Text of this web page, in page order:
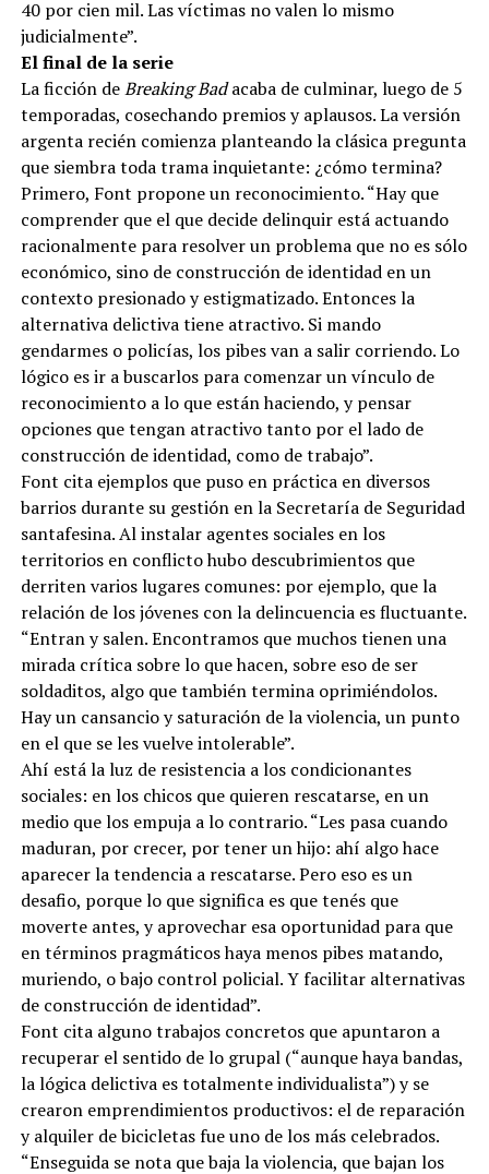
40 por cien mil. Las víctimas no valen lo mismo
judicialmente”.
El final de la serie
La ficción deBreaking Badacaba de culminar, luego de 5
temporadas, cosechando premios y aplausos. La versión
argenta recién comienza planteando la clásica pregunta
que siembra toda trama inquietante: ¿cómo termina?
Primero, Font propone un reconocimiento. “Hay que
comprender que el que decide delinquir está actuando
racionalmente para resolver un problema que no es sólo
económico, sino de construcción de identidad en un
contexto presionado y estigmatizado. Entonces la
alternativa delictiva tiene atractivo. Si mando
gendarmes o policías, los pibes van a salir corriendo. Lo
lógico es ir a buscarlos para comenzar un vínculo de
reconocimiento a lo que están haciendo, y pensar
opciones que tengan atractivo tanto por el lado de
construcción de identidad, como de trabajo”.
Font cita ejemplos que puso en práctica en diversos
barrios durante su gestión en la Secretaría de Seguridad
santafesina. Al instalar agentes sociales en los
territorios en conflicto hubo descubrimientos que
derriten varios lugares comunes: por ejemplo, que la
relación de los jóvenes con la delincuencia es fluctuante.
“Entran y salen. Encontramos que muchos tienen una
mirada crítica sobre lo que hacen, sobre eso de ser
soldaditos, algo que también termina oprimiéndolos.
Hay un cansancio y saturación de la violencia, un punto
en el que se les vuelve intolerable”.
Ahí está la luz de resistencia a los condicionantes
sociales: en los chicos que quieren rescatarse, en un
medio que los empuja a lo contrario. “Les pasa cuando
maduran, por crecer, por tener un hijo: ahí algo hace
aparecer la tendencia a rescatarse. Pero eso es un
desafio, porque lo que significa es que tenés que
moverte antes, y aprovechar esa oportunidad para que
en términos pragmáticos haya menos pibes matando,
muriendo, o bajo control policial. Y facilitar alternativas
de construcción de identidad”.
Font cita alguno trabajos concretos que apuntaron a
recuperar el sentido de lo grupal (“aunque haya bandas,
la lógica delictiva es totalmente individualista”) y se
crearon emprendimientos productivos: el de reparación
y alquiler de bicicletas fue uno de los más celebrados.
“Enseguida se nota que baja la violencia, que bajan los